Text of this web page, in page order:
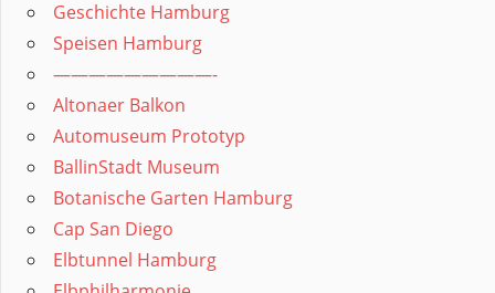
Geschichte Hamburg
Speisen Hamburg
—————————-
Altonaer Balkon
Automuseum Prototyp
BallinStadt Museum
Botanische Garten Hamburg
Cap San Diego
Elbtunnel Hamburg